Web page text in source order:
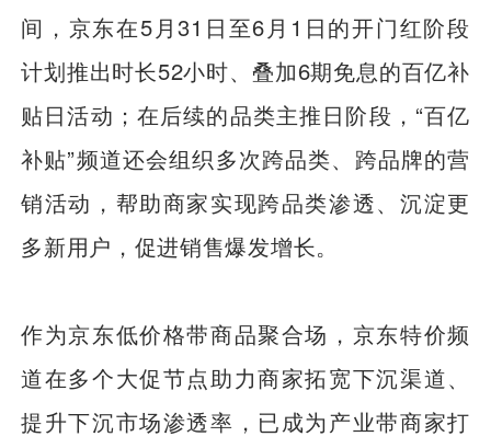
间，京东在5月31日至6月1日的开门红阶段
计划推出时长52小时、叠加6期免息的百亿补
贴日活动；在后续的品类主推日阶段，“百亿
补贴”频道还会组织多次跨品类、跨品牌的营
销活动，帮助商家实现跨品类渗透、沉淀更
多新用户，促进销售爆发增长。
作为京东低价格带商品聚合场，京东特价频
道在多个大促节点助力商家拓宽下沉渠道、
提升下沉市场渗透率，已成为产业带商家打